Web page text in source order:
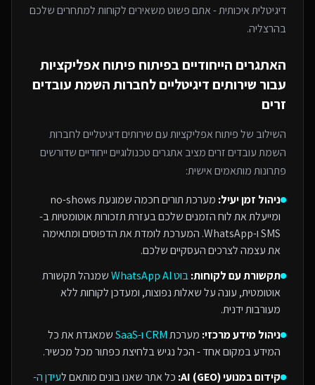
דיגיטלית איכותית - אתם פשוט משאירים לקוחות למתחריםשלכם
בהרצליה.
האתגרים הייחודיים בפיתוח פיתוח אפליקציות
עבור שירותים דיגיטליים לחברות השמת עובדים
זרים
השילוב שלפיתוח אפליקציותעםשירותים דיגיטליים לחברות
השמת עובדים זריםמציב אתגרים טכנולוגיים ייחודיים שדורשים
פתרונות מותאמים אישית:
ניהול זמן יעיל:
מערכת תורים חכמה שמונעת no-shows
ומייעלת את לוח הזמנים שלכם בעזרת תזכורות אוטומטיות ב-
SMS ו-WhatsApp. המערכת לומדת את הדפוסים ומתאימה
את עצמה לצרכים העסקיים שלכם.
תקשורת עם לקוחות:בוט WhatsApp AI
שמנהל תקשורת
אוטומטית, עונה על שאלות נפוצות, ומעדכן לקוחות ללא
מעורבות ידנית.
ניהול מידע מרכזי: מערכתCRM ו-SaaS
שמאגדת את כל
המידע במקום אחד - הכל נגיש בלחיצת כפתור מכל מכשיר.
קידום במנועי AI (GEO):
כל אתר שאנו בונים מותאם לעידן ה-